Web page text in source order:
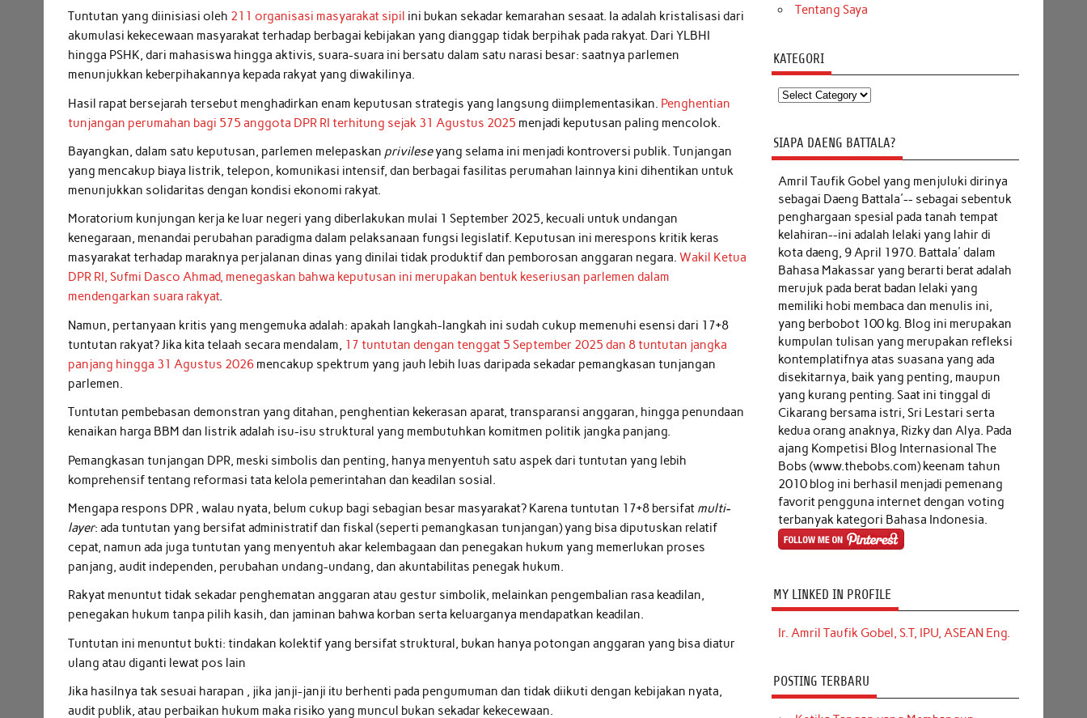
Tuntutan yang diinisiasi oleh 211 organisasi masyarakat sipil ini bukan sekadar kemarahan sesaat. Ia adalah kristalisasi dari
akumulasi kekecewaan masyarakat terhadap berbagai kebijakan yang dianggap tidak berpihak pada rakyat. Dari YLBHI
hingga PSHK, dari mahasiswa hingga aktivis, suara-suara ini bersatu dalam satu narasi besar: saatnya parlemen
menunjukkan keberpihakannya kepada rakyat yang diwakilinya.
Hasil rapat bersejarah tersebut menghadirkan enam keputusan strategis yang langsung diimplementasikan. Penghentian
tunjangan perumahan bagi 575 anggota DPR RI terhitung sejak 31 Agustus 2025 menjadi keputusan paling mencolok.
Bayangkan, dalam satu keputusan, parlemen melepaskan privileseyang selama ini menjadi kontroversi publik. Tunjangan
yang mencakup biaya listrik, telepon, komunikasi intensif, dan berbagai fasilitas perumahan lainnya kini dihentikan untuk
menunjukkan solidaritas dengan kondisi ekonomi rakyat.
Moratorium kunjungan kerja ke luar negeri yang diberlakukan mulai 1 September 2025, kecuali untuk undangan
kenegaraan, menandai perubahan paradigma dalam pelaksanaan fungsi legislatif. Keputusan ini merespons kritik keras
masyarakat terhadap maraknya perjalanan dinas yang dinilai tidak produktif dan pemborosan anggaran negara.Wakil Ketua
DPR RI, Sufmi Dasco Ahmad, menegaskan bahwa keputusan ini merupakan bentuk keseriusan parlemen dalam
mendengarkan suara rakyat.
Namun, pertanyaan kritis yang mengemuka adalah: apakah langkah-langkah ini sudah cukup memenuhi esensi dari 17+8
tuntutan rakyat? Jika kita telaah secara mendalam, 17 tuntutan dengan tenggat 5 September 2025 dan 8 tuntutan jangka
panjang hingga 31 Agustus 2026 mencakup spektrum yang jauh lebih luas daripada sekadar pemangkasan tunjangan
parlemen.
Tuntutan pembebasan demonstran yang ditahan, penghentian kekerasan aparat, transparansi anggaran, hingga penundaan
kenaikan harga BBM dan listrik adalah isu-isu struktural yang membutuhkan komitmen politik jangka panjang.
Pemangkasan tunjangan DPR, meski simbolis dan penting, hanya menyentuh satu aspek dari tuntutan yang lebih
komprehensif tentang reformasi tata kelola pemerintahan dan keadilan sosial.
Mengapa respons DPR , walau nyata, belum cukup bagi sebagian besar masyarakat? Karena tuntutan 17+8 bersifat multi-
layer: ada tuntutan yang bersifat administratif dan fiskal (seperti pemangkasan tunjangan) yang bisa diputuskan relatif
cepat, namun ada juga tuntutan yang menyentuh akar kelembagaan dan penegakan hukum yang memerlukan proses
panjang, audit independen, perubahan undang-undang, dan akuntabilitas penegak hukum.
Rakyat menuntut tidak sekadar penghematan anggaran atau gestur simbolik, melainkan pengembalian rasa keadilan,
penegakan hukum tanpa pilih kasih, dan jaminan bahwa korban serta keluarganya mendapatkan keadilan.
Tuntutan ini menuntut bukti: tindakan kolektif yang bersifat struktural, bukan hanya potongan anggaran yang bisa diatur
ulang atau diganti lewat pos lain
Jika hasilnya tak sesuai harapan , jika janji-janji itu berhenti pada pengumuman dan tidak diikuti dengan kebijakan nyata,
audit publik, atau perbaikan hukum maka risiko yang muncul bukan sekadar kekecewaan.
Tentang Saya
KATEGORI
Kategori
SIAPA DAENG BATTALA?
Amril Taufik Gobel yang menjuluki dirinya
sebagai Daeng Battala'-- sebagai sebentuk
penghargaan spesial pada tanah tempat
kelahiran--ini adalah lelaki yang lahir di
kota daeng, 9 April 1970. Battala' dalam
Bahasa Makassar yang berarti berat adalah
merujuk pada berat badan lelaki yang
memiliki hobi membaca dan menulis ini,
yang berbobot 100 kg. Blog ini merupakan
kumpulan tulisan yang merupakan refleksi
kontemplatifnya atas suasana yang ada
disekitarnya, baik yang penting, maupun
yang kurang penting. Saat ini tinggal di
Cikarang bersama istri, Sri Lestari serta
kedua orang anaknya, Rizky dan Alya. Pada
ajang Kompetisi Blog Internasional The
Bobs (www.thebobs.com) keenam tahun
2010 blog ini berhasil menjadi pemenang
favorit pengguna internet dengan voting
terbanyak kategori Bahasa Indonesia.
MY LINKED IN PROFILE
Ir. Amril Taufik Gobel, S.T, IPU, ASEAN Eng.
POSTING TERBARU